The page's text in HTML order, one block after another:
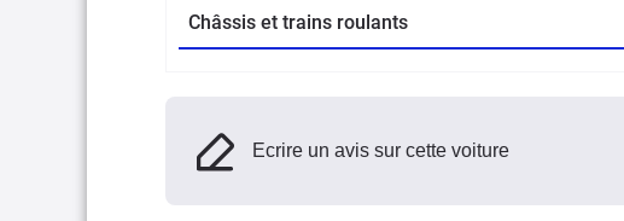
Châssis et trains roulants
Ecrire un avis sur cette voiture